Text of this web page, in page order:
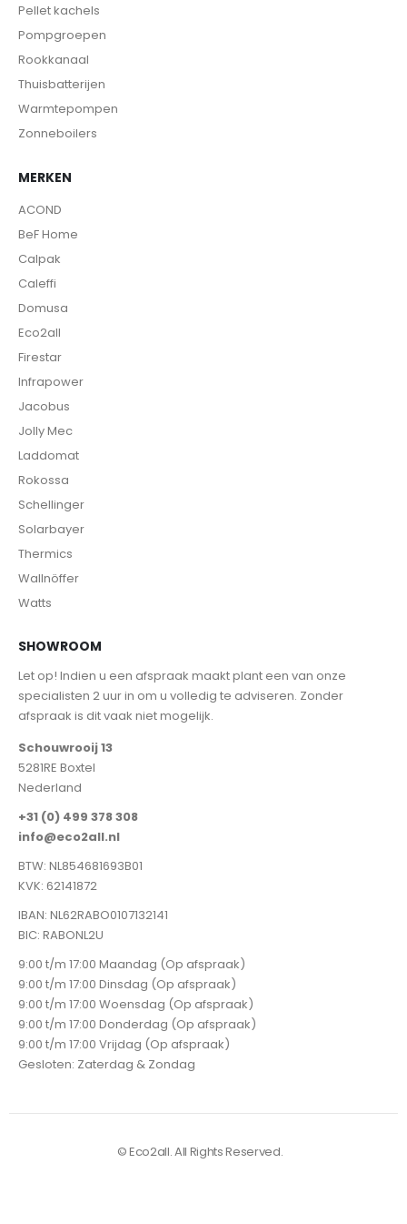
Pellet kachels
Pompgroepen
Rookkanaal
Thuisbatterijen
Warmtepompen
Zonneboilers
MERKEN
ACOND
BeF Home
Calpak
Caleffi
Domusa
Eco2all
Firestar
Infrapower
Jacobus
Jolly Mec
Laddomat
Rokossa
Schellinger
Solarbayer
Thermics
Wallnöffer
Watts
SHOWROOM
Let op! Indien u een afspraak maakt plant een van onze
specialisten 2 uur in om u volledig te adviseren. Zonder
afspraak is dit vaak niet mogelijk.
Schouwrooij 13
5281RE Boxtel
Nederland
+31 (0) 499 378 308
info@eco2all.nl
BTW: NL854681693B01
KVK: 62141872
IBAN: NL62RABO0107132141
BIC: RABONL2U
9:00 t/m 17:00 Maandag (Op afspraak)
9:00 t/m 17:00 Dinsdag (Op afspraak)
9:00 t/m 17:00 Woensdag (Op afspraak)
9:00 t/m 17:00 Donderdag (Op afspraak)
9:00 t/m 17:00 Vrijdag (Op afspraak)
Gesloten: Zaterdag & Zondag
© Eco2all. All Rights Reserved.